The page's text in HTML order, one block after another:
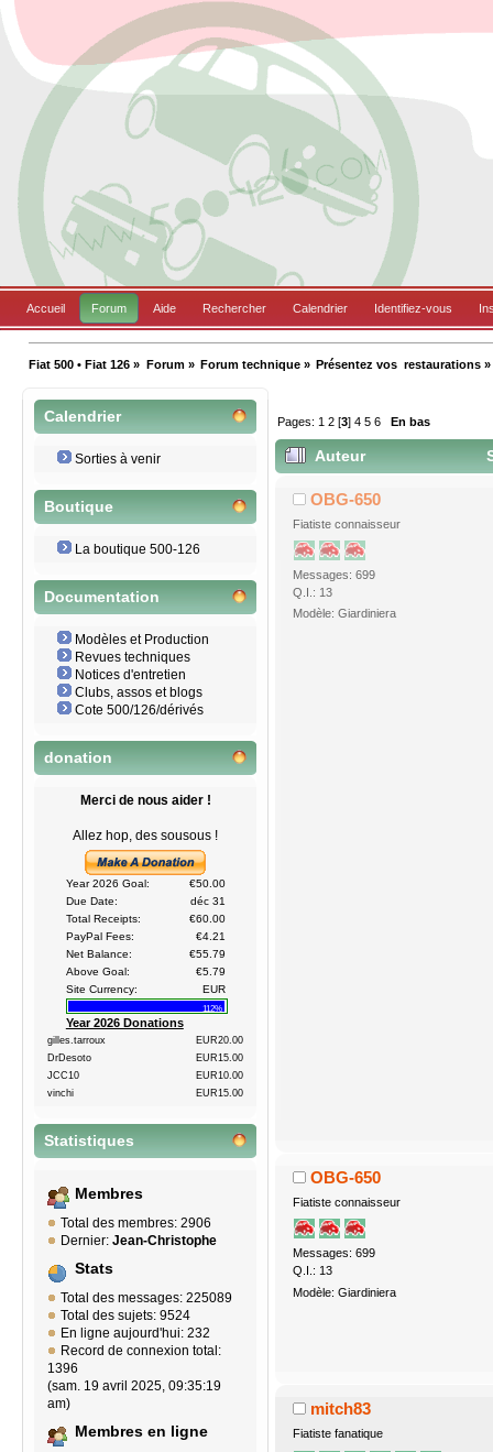
Accueil Forum Aide Rechercher Calendrier Identifiez-vous
Fiat 500 • Fiat 126 » Forum» Forum technique» Présentez vos  restaurations »
Calendrier
Sorties à venir
Boutique
La boutique 500-126
Documentation
Modèles et Production
Revues techniques
Notices d'entretien
Clubs, assos et blogs
Cote 500/126/dérivés
donation
Merci de nous aider !
Allez hop, des sousous !
Year 2026 Goal:
€50.00
Due Date:
déc 31
Total Receipts:
€60.00
PayPal Fees:
€4.21
Net Balance:
€55.79
Above Goal:
€5.79
Site Currency:
EUR
112%
Year 2026 Donations
gilles.tarroux
EUR20.00
DrDesoto
EUR15.00
JCC10
EUR10.00
vinchi
EUR15.00
Statistiques
Membres
Total des membres: 2906
Dernier: Jean-Christophe
Stats
Total des messages: 225089
Total des sujets: 9524
En ligne aujourd'hui: 232
Record de connexion total:
1396
(sam. 19 avril 2025, 09:35:19
am)
Membres en ligne
Pages: 1 2 [3]4 5 6 En bas
Auteur
OBG-650
Fiatiste connaisseur
Messages: 699
Q.I.: 13
Modèle: Giardiniera
OBG-650
Fiatiste connaisseur
Messages: 699
Q.I.: 13
Modèle: Giardiniera
mitch83
Fiatiste fanatique